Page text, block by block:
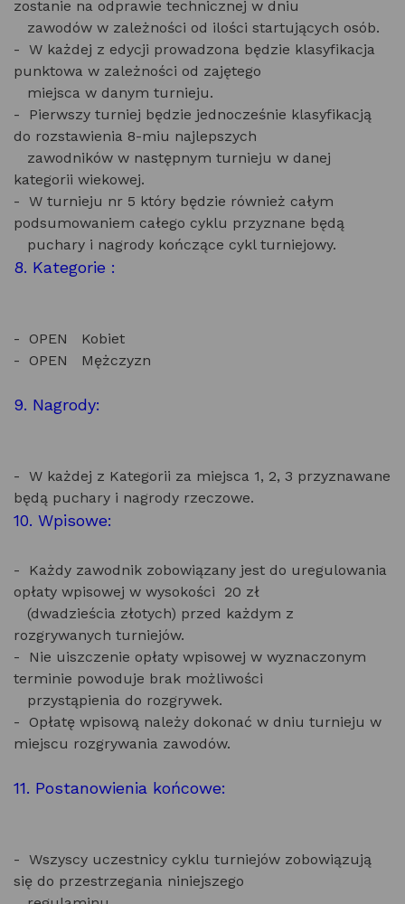
zostanie na odprawie technicznej w dniu
zawodów w zależności od ilości startujących osób.
- W każdej z edycji prowadzona będzie klasyfikacja
punktowa w zależności od zajętego
miejsca w danym turnieju.
- Pierwszy turniej będzie jednocześnie klasyfikacją
do rozstawienia 8-miu najlepszych
zawodników w następnym turnieju w danej
kategorii wiekowej.
- W turnieju nr 5 który będzie również całym
podsumowaniem całego cyklu przyznane będą
puchary i nagrody kończące cykl turniejowy.
8. Kategorie :
- OPEN Kobiet
- OPEN Mężczyzn
9. Nagrody:
- W każdej z Kategorii za miejsca 1, 2, 3 przyznawane
będą puchary i nagrody rzeczowe.
10. Wpisowe:
- Każdy zawodnik zobowiązany jest do uregulowania
opłaty wpisowej w wysokości 20 zł
(dwadzieścia złotych) przed każdym z
rozgrywanych turniejów.
- Nie uiszczenie opłaty wpisowej w wyznaczonym
terminie powoduje brak możliwości
przystąpienia do rozgrywek.
- Opłatę wpisową należy dokonać w dniu turnieju w
miejscu rozgrywania zawodów.
11. Postanowienia końcowe:
- Wszyscy uczestnicy cyklu turniejów zobowiązują
się do przestrzegania niniejszego